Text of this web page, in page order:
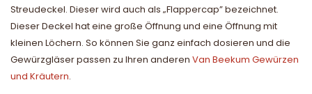
Streudeckel. Dieser wird auch als „Flappercap” bezeichnet.
Dieser Deckel hat eine große Öffnung und eine Öffnung mit
kleinen Löchern. So können Sie ganz einfach dosieren und die
Gewürzgläser passen zu Ihren anderen Van Beekum Gewürzen
und Kräutern.